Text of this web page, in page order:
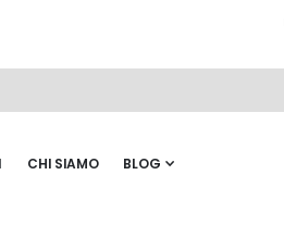
CHI SIAMO BLOG